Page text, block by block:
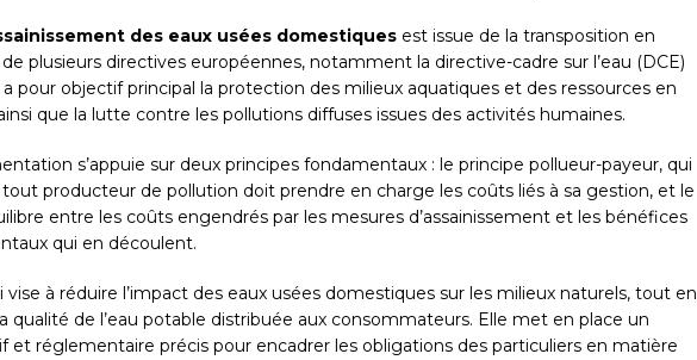
des eaux usées domestiques est issue de la transposition en
plusieurs directives européennes, notamment la directive-cadre sur l’eau (DCE)
pour objectif principal la protection des milieux aquatiques et des ressources en
que la lutte contre les pollutions diffuses issues des activités humaines.
s’appuie sur deux principes fondamentaux : le principe pollueur-payeur, qui
producteur de pollution doit prendre en charge les coûts liés à sa gestion, et le
entre les coûts engendrés par les mesures d’assainissement et les bénéfices
qui en découlent.
vise à réduire l’impact des eaux usées domestiques sur les milieux naturels, tout en
qualité de l’eau potable distribuée aux consommateurs. Elle met en place un
et réglementaire précis pour encadrer les obligations des particuliers en matière